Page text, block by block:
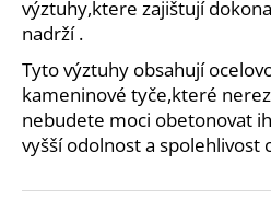
výztuhy,ktere zajištují
nadrží .
Tyto výztuhy obsahují
kameninové tyče,které
nebudete moci obetonovat
vyšší odolnost a spolehlivost
D
o
p
o
r
u
č
u